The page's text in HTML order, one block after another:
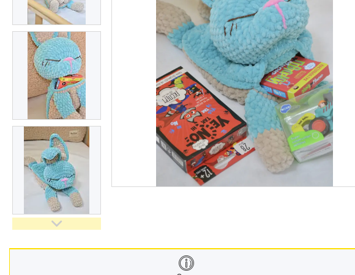
Меблі дитячі
Дитячий транспорт
Іграшки
Засоби особистої гігієни
Дитяче харчування
Одяг дитячий
Переноски для дітей
Дитяча безпека
Басейни каркасні
Валізи дитячі
Надувна продукція для дітей
Корисна інформація для
батьків